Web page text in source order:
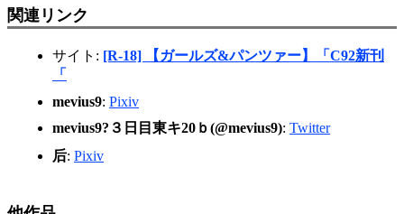
関連リンク
サイト: [R-18] 【ガールズ&パンツァー】「C92新刊
「
mevius9: Pixiv
mevius9?３日目東キ20ｂ(@mevius9): Twitter
后: Pixiv